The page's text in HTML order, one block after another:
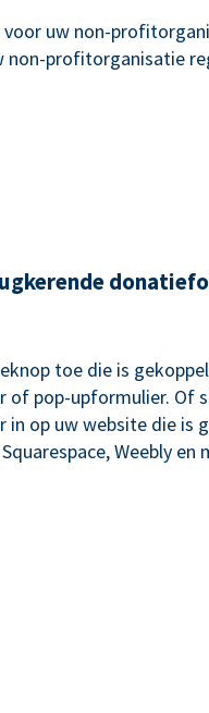
uw non-
non-profitorganisatie
toe die is
of pop-upformulier. Of
in op uw website die is
Weebly en